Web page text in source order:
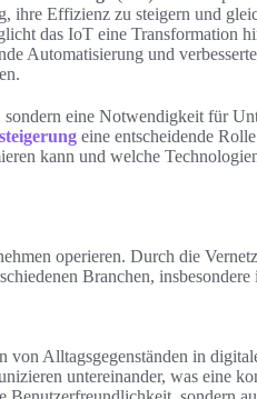
ihre Effizienz zu steigern und
das IoT eine Transformation
Automatisierung und
eine Notwendigkeit für
eine entscheidende
kann und welche
operieren. Durch die
Branchen,
von Alltagsgegenständen in
untereinander, was eine